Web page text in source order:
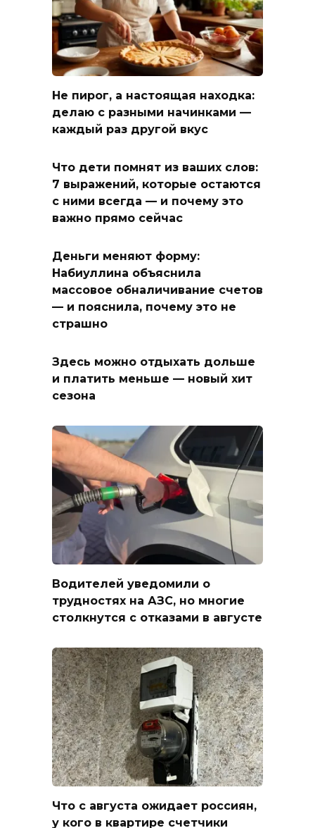
Не пирог, а настоящая находка:
делаю с разными начинками —
каждый раз другой вкус
Что дети помнят из ваших слов:
7 выражений, которые остаются
с ними всегда — и почему это
важно прямо сейчас
Деньги меняют форму:
Набиуллина объяснила
массовое обналичивание счетов
— и пояснила, почему это не
страшно
Здесь можно отдыхать дольше
и платить меньше — новый хит
сезона
Водителей уведомили о
трудностях на АЗС, но многие
столкнутся с отказами в августе
Что с августа ожидает россиян,
у кого в квартире счетчики